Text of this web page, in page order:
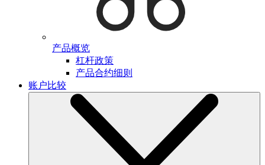
产品概览
杠杆政策
产品合约细则
账户比较